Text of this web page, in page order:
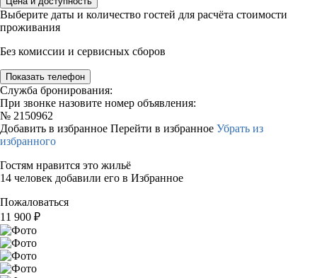
Выберите даты и количество гостей для расчёта стоимости
проживания
Без комиссии и сервисных сборов
Показать телефон
Служба бронирования:
При звонке назовите номер объявления:
№ 2150962
Добавить в избранное Перейти в избранное Убрать из
избранного
Гостям нравится это жильё
14 человек добавили его в Избранное
Пожаловаться
11 900 ₽